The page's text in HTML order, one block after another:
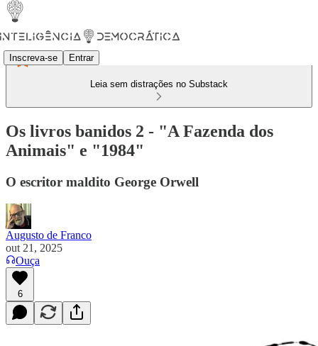
Inscreva-se Entrar
Leia sem distrações no Substack
Os livros banidos 2 - "A Fazenda dos
Animais" e "1984"
O escritor maldito George Orwell
Augusto de Franco
out 21, 2025
Ouça
6